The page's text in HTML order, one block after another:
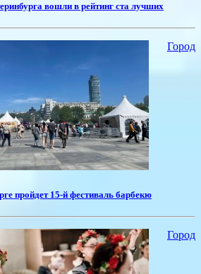
вошли в рейтинг ста лучших
Город
пройдет 15-й фестиваль барбекю
Город